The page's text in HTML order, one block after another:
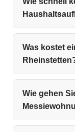
Was kostet
Wie gehen